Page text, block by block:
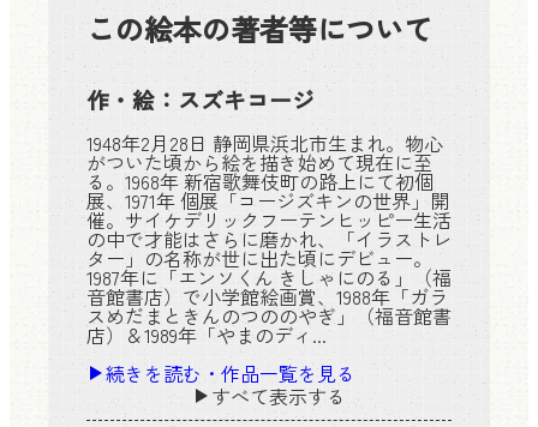
この絵本の著者等について
作・絵： スズキコージ
1948年2月28日 静岡県浜北市生まれ。物心
がついた頃から絵を描き始めて現在に至
る。1968年 新宿歌舞伎町の路上にて初個
展、1971年 個展「コージズキンの世界」開
催。サイケデリックフーテンヒッピー生活
の中で才能はさらに磨かれ、「イラストレ
ター」の名称が世に出た頃にデビュー。
1987年に「エンソくん きしゃにのる」（福
音館書店）で小学館絵画賞、1988年「ガラ
スめだまときんのつののやぎ」（福音館書
店）＆1989年「やまのディ...
続きを読む・作品一覧を見る
すべて表示する